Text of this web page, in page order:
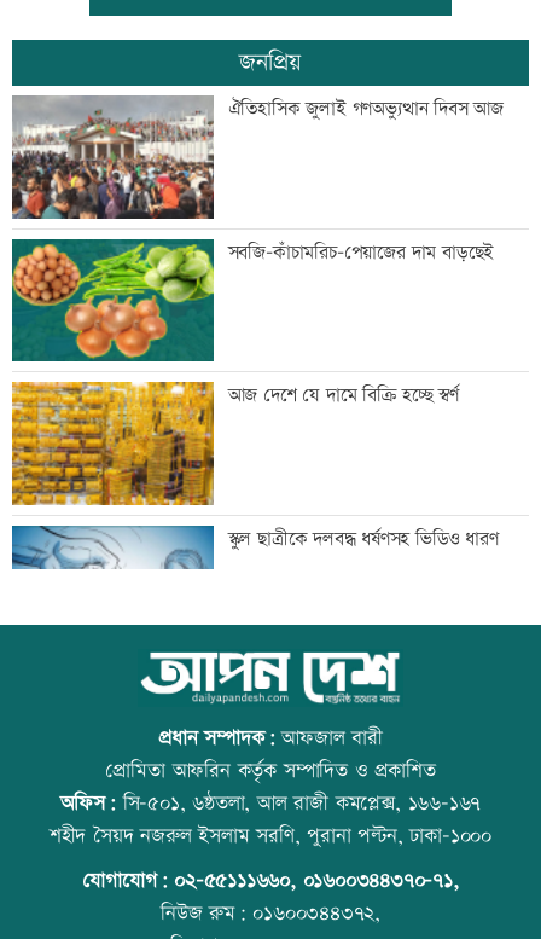
এক দিনের ব্যবধানে কমলো স্বর্ণের দাম, আজ
থেকেই কার্যকর
বগি লাইনচ্যুত, ঢাকা-ময়মনসিংহ রেল চলাচল
বন্ধ
যৌথ প্রতিরক্ষা চুক্তি স্বাক্ষরের পথে সৌদি-
তুরস্ক-পাকিস্তান
বিশ্ববাজারে ফের বাড়ল জ্বালানি তেলের দাম
সিলেটে দুই বাসের সংঘর্ষে প্রাণ গেল
আটজনের
দুপুরের মধ্যে ঝোড়ো হাওয়াসহ বজ্রবৃষ্টি হতে
পারে যেসব অঞ্চলে
জনপ্রিয়
ঐতিহাসিক জুলাই গণঅভ্যুত্থান দিবস আজ
সবজি-কাঁচামরিচ-পেয়াজের দাম বাড়ছেই
আজ দেশে যে দামে বিক্রি হচ্ছে স্বর্ণ
স্কুল ছাত্রীকে দলবদ্ধ ধর্ষণসহ ভিডিও ধারণ
আজ বিশ্ব বন্ধু দিবস
প্রতিমন্ত্রীকে ঘিরে ভাইরাল ভিডিওতে ছবি
জুড়ে অপপ্রচার: এলিন
প্রধান সম্পাদক:আফজাল বারী
প্রোমিতা আফরিন কর্তৃক সম্পাদিত ও প্রকাশিত
অফিস:সি-৫০১, ৬ষ্ঠতলা, আল রাজী কমপ্লেক্স, ১৬৬-১৬৭
শহীদ সৈয়দ নজরুল ইসলাম সরণি, পুরানা পল্টন, ঢাকা-১০০০
যোগাযোগ: ০২-৫৫১১১৬৬০, ০১৬০০৩৪৪৩৭০-৭১,
নিউজ রুম:০১৬০০৩৪৪৩৭২,